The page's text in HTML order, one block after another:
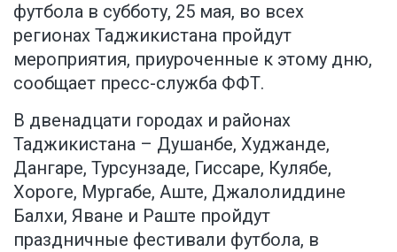
футбола в субботу, 25 мая, во всех
регионах Таджикистана пройдут
мероприятия, приуроченные к этому дню,
сообщает пресс-служба ФФТ.
В двенадцати городах и районах
Таджикистана – Душанбе, Худжанде,
Дангаре, Турсунзаде, Гиссаре, Кулябе,
Хороге, Мургабе, Аште, Джалолиддине
Балхи, Яване и Раште пройдут
праздничные фестивали футбола, в